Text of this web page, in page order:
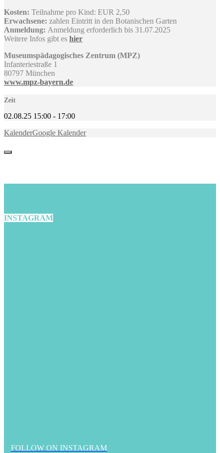
Kosten: Teilnahme pro Kind: EUR 2,50
Erwachsene: zahlen Eintritt in den Botanischen Garten
Anmeldung: Anmeldung erforderlich bis 31.07.2025
Weitere Infos gibt es hier
Museumspädagogisches Zentrum (MPZ)
Infanteriestraße 1
80797 München
www.mpz-bayern.de
Zeit
02.08.25 15:00 - 17:00
KalenderGoogle Kalender
INSTAGRAM
FOLLOW ON INSTAGRAM